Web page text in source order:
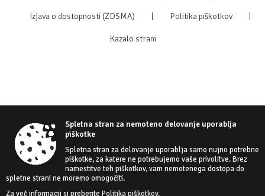
Izjava o dostopnosti (ZDSMA) Politika piškotkov
Kazalo strani
Spletna stran za nemoteno delovanje uporablja
piškotke
Spletna stran za delovanje uporablja samo nujno potrebne
piškotke, za katere ne potrebujemo vaše privolitve. Brez
namestitve teh piškotkov, vam nemotenega dostopa do
spletne strani ne moremo omogočiti.
Za več informacij si preberite Politika piškotkov.